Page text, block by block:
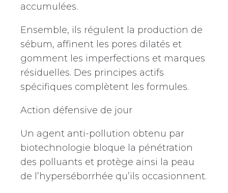
accumulées.
Ensemble, ils régulent la production de
sébum, affinent les pores dilatés et
gomment les imperfections et marques
résiduelles. Des principes actifs
spécifiques complètent les formules.
Action défensive de jour
Un agent anti-pollution obtenu par
biotechnologie bloque la pénétration
des polluants et protège ainsi la peau
de l’hyperséborrhée qu’ils occasionnent.